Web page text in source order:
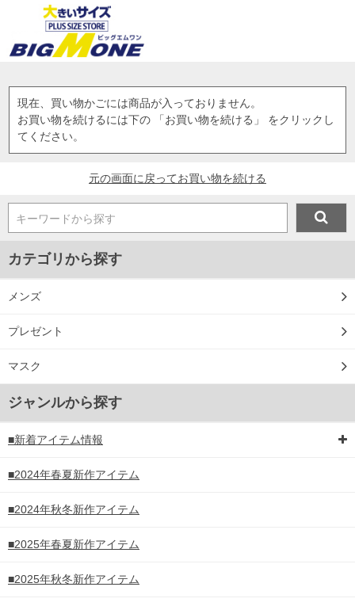
現在、買い物かごには商品が入っておりません。
お買い物を続けるには下の 「お買い物を続ける」 をクリックし
てください。
元の画面に戻ってお買い物を続ける
キーワードから探す
カテゴリから探す
メンズ
プレゼント
マスク
ジャンルから探す
■新着アイテム情報
■2024年春夏新作アイテム
■2024年秋冬新作アイテム
■2025年春夏新作アイテム
■2025年秋冬新作アイテム